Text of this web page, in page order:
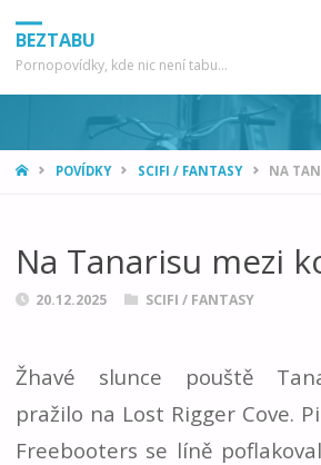
BEZTABU
Pornopovídky, kde nic není tabu...
HOMEPOVÍDKY SCIFI / FANTASY NA
Na Tanarisu mezi
20.12.2025 SCIFI / FANTASY
Žhavé slunce pouště
pražilo na Lost Rigger Cove.
Freebooters se líně